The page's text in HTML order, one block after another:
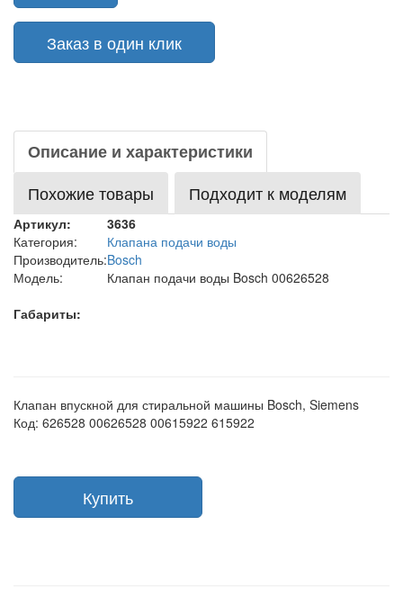
Заказ в один клик
Описание и характеристики
Похожие товары
Подходит к моделям
Артикул:
3636
Категория:
Клапана подачи воды
Производитель:Bosch
Модель:
Клапан подачи воды Bosch 00626528
Габариты:
Клапан впускной для стиральной машины Bosch, Siemens
Код: 626528 00626528 00615922 615922